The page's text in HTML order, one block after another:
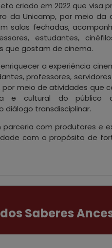
criado em 2022 que visa
da Unicamp, por meio da
salas fechadas,
estudantes,
que gostam de cinema.
a experiência
professores,
meio de atividades que
e cultural do público
transdisciplinar.
com produtores e
com o propósito de
Saberes